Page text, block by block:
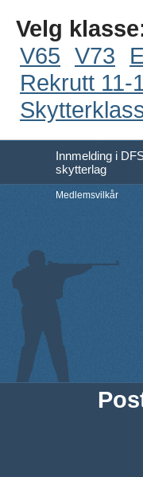
Velg
V65 V73
Rekrutt 11-
Innmelding i
skytterlag
Medlemsvilkår